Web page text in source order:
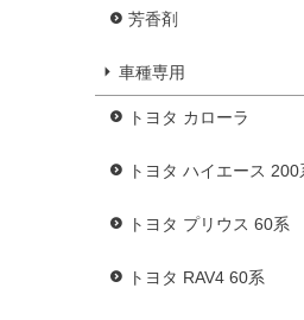
芳香剤
車種専用
トヨタ カローラ
トヨタ ハイエース 200
トヨタ プリウス 60系
トヨタ RAV4 60系